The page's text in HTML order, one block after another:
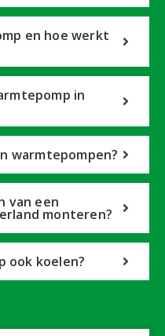
en hoe werkt
in
warmtepompen?
van een
monteren?
ook koelen?